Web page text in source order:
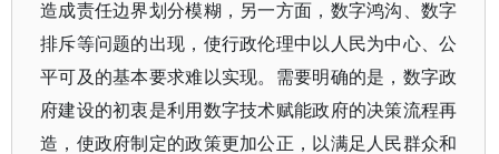
造成责任边界划分模糊，另一方面，数字鸿沟、数字
排斥等问题的出现，使行政伦理中以人民为中心、公
平可及的基本要求难以实现。需要明确的是，数字政
府建设的初衷是利用数字技术赋能政府的决策流程再
造，使政府制定的政策更加公正，以满足人民群众和